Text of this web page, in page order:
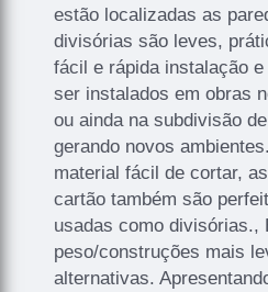
estão localizadas as
divisórias são leves,
fácil e rápida instalação
ser instalados em obras
ou ainda na subdivisão
gerando novos
material fácil de cortar,
cartão também são
usadas como divisórias.,
peso/construções mais
alternativas.